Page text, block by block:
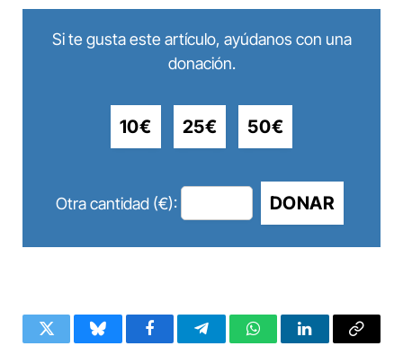
Si te gusta este artículo, ayúdanos con una
donación.
10€ 25€ 50€
Otra cantidad (€): DONAR
Twitter BlueskyFacebookTelegramWhatsAppLinkedInCopy